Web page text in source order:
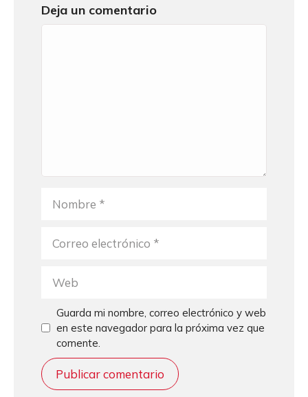
Deja un comentario
Comentario
electrónico
Guarda mi nombre, correo electrónico y web
en este navegador para la próxima vez que
comente.